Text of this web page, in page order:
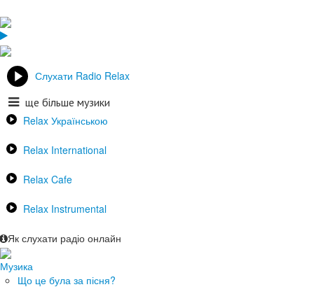
Слухати Radio Relax
ще більше музики
Relax Українською
Relax International
Relax Cafe
Relax Instrumental
Як слухати радіо онлайн
Музика
Що це була за пісня?